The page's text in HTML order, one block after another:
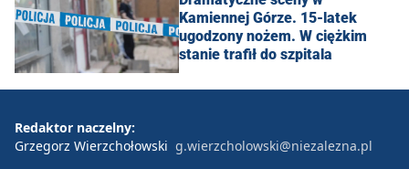
Kamiennej Górze. 15-latek
ugodzony nożem. W ciężkim
stanie trafił do szpitala
Redaktor naczelny:
Grzegorz Wierzchołowski g.wierzcholowski@niezalezna.pl